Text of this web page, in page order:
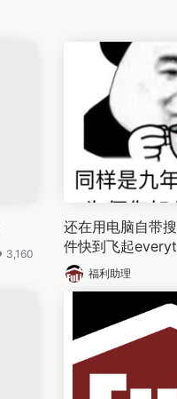
3,160
还在用电脑自带
件快到飞起
福利助理